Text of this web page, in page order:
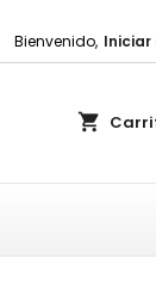
Bienvenido, Iniciar
shopping_cart